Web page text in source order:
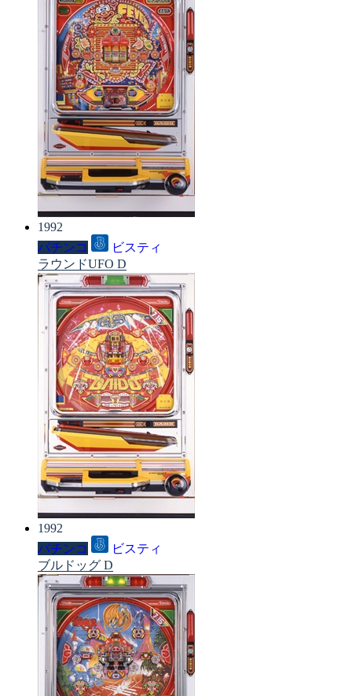
1992
パチンコ
ビスティ
ラウンドUFO D
1992
パチンコ
ビスティ
ブルドッグ D